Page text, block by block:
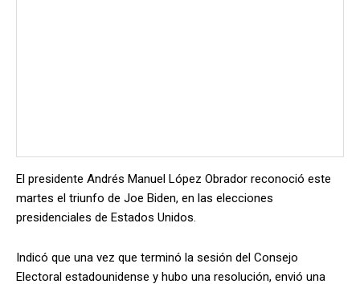
El presidente Andrés Manuel López Obrador reconoció este
martes el triunfo de Joe Biden, en las elecciones
presidenciales de Estados Unidos.
Indicó que una vez que terminó la sesión del Consejo
Electoral estadounidense y hubo una resolución, envió una